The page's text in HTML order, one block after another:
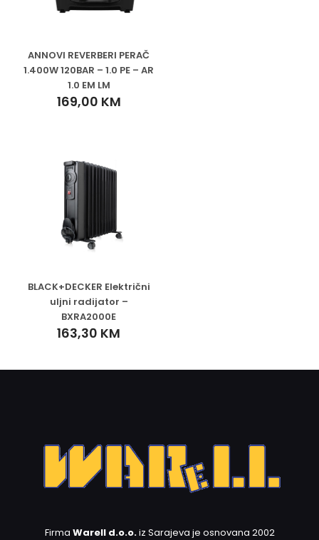
ANNOVI REVERBERI PERAČ
1.400W 120BAR – 1.0 PE – AR
1.0 EM LM
169,00 KM
BLACK+DECKER Električni
uljni radijator –
BXRA2000E
163,30 KM
Firma Warell d.o.o.iz Sarajeva je osnovana 2002